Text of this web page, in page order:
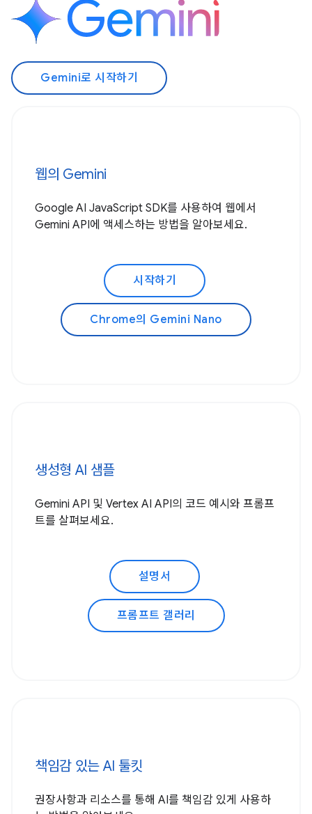
Gemini로 시작하기
웹의 Gemini
Google AI JavaScript SDK를 사용하여 웹에서
Gemini API에 액세스하는 방법을 알아보세요.
시작하기
Chrome의 Gemini Nano
생성형 AI 샘플
Gemini API 및 Vertex AI API의 코드 예시와 프롬프
트를 살펴보세요.
설명서
프롬프트 갤러리
책임감 있는 AI 툴킷
권장사항과 리소스를 통해 AI를 책임감 있게 사용하